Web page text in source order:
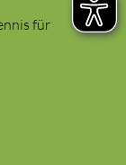
für